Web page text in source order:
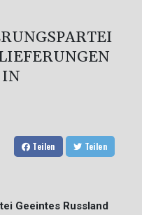
IN
Teilen Teilen
Geeintes Russland